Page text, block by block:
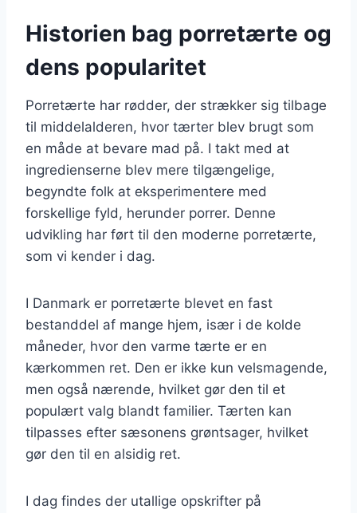
Historien bag porretærte og
dens popularitet
Porretærte har rødder, der strækker sig tilbage
til middelalderen, hvor tærter blev brugt som
en måde at bevare mad på. I takt med at
ingredienserne blev mere tilgængelige,
begyndte folk at eksperimentere med
forskellige fyld, herunder porrer. Denne
udvikling har ført til den moderne porretærte,
som vi kender i dag.
I Danmark er porretærte blevet en fast
bestanddel af mange hjem, især i de kolde
måneder, hvor den varme tærte er en
kærkommen ret. Den er ikke kun velsmagende,
men også nærende, hvilket gør den til et
populært valg blandt familier. Tærten kan
tilpasses efter sæsonens grøntsager, hvilket
gør den til en alsidig ret.
I dag findes der utallige opskrifter på